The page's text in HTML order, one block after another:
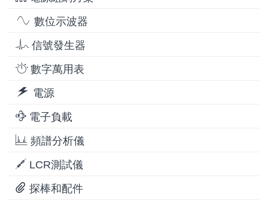
數位示波器
信號發生器
數字萬用表
電源
電子負載
頻譜分析儀
LCR測試儀
探棒和配件